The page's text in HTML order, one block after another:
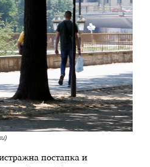
постапка и